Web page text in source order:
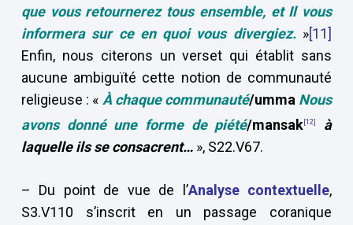
que vous retournerez tous ensemble, et Il vous
informera sur ce en quoi vous divergiez. »[11]
Enfin, nous citerons un verset qui établit sans
aucune ambiguïté cette notion de communauté
religieuse : « À chaque communauté/umma Nous
avons donné une forme de piété/mansak [12]
à
laquelle ils se consacrent… », S22.V67.
– Du point de vue de l’Analyse contextuelle,
S3.V110 s’inscrit en un passage coranique